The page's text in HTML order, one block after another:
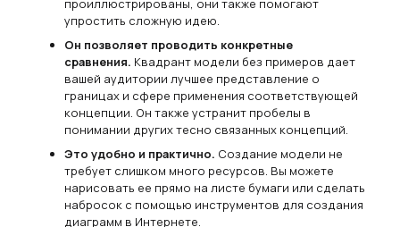
проиллюстрированы, они также помогают
упростить сложную идею.
Он позволяет проводить конкретные
сравнения. Квадрант модели без примеров дает
вашей аудитории лучшее представление о
границах и сфере применения соответствующей
концепции. Он также устранит пробелы в
понимании других тесно связанных концепций.
Это удобно и практично. Создание модели не
требует слишком много ресурсов. Вы можете
нарисовать ее прямо на листе бумаги или сделать
набросок с помощью инструментов для создания
диаграмм в Интернете.